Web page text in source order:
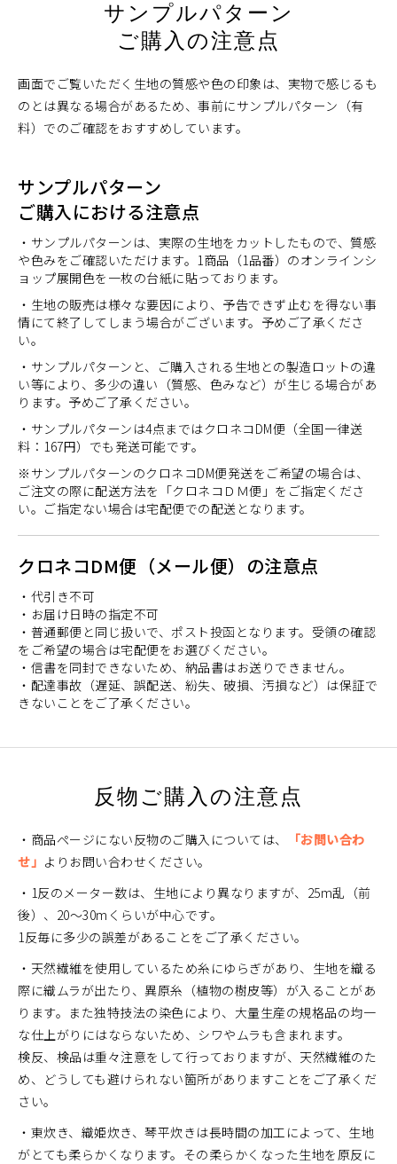
サンプルパターン
ご購入の注意点
画面でご覧いただく生地の質感や色の印象は、実物で感じるも
のとは異なる場合があるため、事前にサンプルパターン（有
料）でのご確認をおすすめしています。
サンプルパターン
ご購入における注意点
・サンプルパターンは、実際の生地をカットしたもので、質感
や色みをご確認いただけます。1商品（1品番）のオンラインシ
ョップ展開色を一枚の台紙に貼っております。
・生地の販売は様々な要因により、予告できず止むを得ない事
情にて終了してしまう場合がございます。予めご了承くださ
い。
・サンプルパターンと、ご購入される生地との製造ロットの違
い等により、多少の違い（質感、色みなど）が生じる場合があ
ります。予めご了承ください。
・サンプルパターンは4点まではクロネコDM便（全国一律送
料：167円）でも発送可能です。
※サンプルパターンのクロネコDM便発送をご希望の場合は、
ご注文の際に配送方法を「クロネコＤＭ便」をご指定くださ
い。ご指定ない場合は宅配便での配送となります。
クロネコDM便（メール便）の注意点
・代引き不可
・お届け日時の指定不可
・普通郵便と同じ扱いで、ポスト投函となります。受領の確認
をご希望の場合は宅配便をお選びください。
・信書を同封できないため、納品書はお送りできません。
・配達事故（遅延、誤配送、紛失、破損、汚損など）は保証で
きないことをご了承ください。
反物ご購入の注意点
・商品ページにない反物のご購入については、
「お問い合わ
せ」 よりお問い合わせください。
・1反のメーター数は、生地により異なりますが、25m乱（前
後）、20～30mくらいが中心です。
1反毎に多少の誤差があることをご了承ください。
・天然繊維を使用しているため糸にゆらぎがあり、生地を織る
際に織ムラが出たり、異原糸（植物の樹皮等）が入ることがあ
ります。また独特技法の染色により、大量生産の規格品の均一
な仕上がりにはならないため、シワやムラも含まれます。
検反、検品は重々注意をして行っておりますが、天然繊維のた
め、どうしても避けられない箇所がありますことをご了承くだ
さい。
・東炊き、織姫炊き、琴平炊きは長時間の加工によって、生地
がとても柔らかくなります。その柔らかくなった生地を原反に